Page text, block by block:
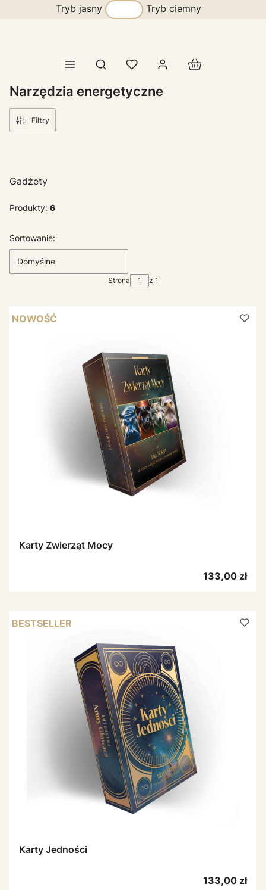
Tryb jasny Tryb ciemny
Otwórz wyszukiwarkę Produkty w
Narzędzia energetyczne
Filtry
Gadżety
Produkty: 6
Lista produktów
Sortowanie:
Domyślne
Strona z 1
NOWOŚĆ
Karty Zwierząt Mocy
Cena
133,00 zł
BESTSELLER
Karty Jedności
Cena
133,00 zł